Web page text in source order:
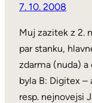
7. 10. 2008
Muj zazitek z 2.
par stanku,
zdarma (nuda)
byla B: Digitex –
resp. nejnovejsi